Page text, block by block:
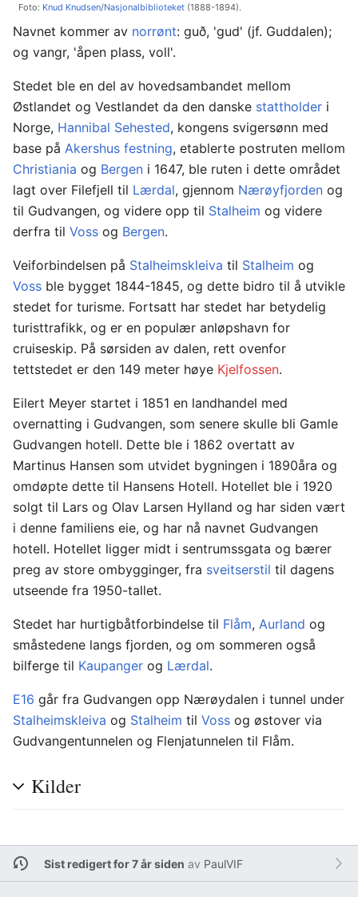
Foto: Knud Knudsen/Nasjonalbiblioteket (1888-1894).
Navnet kommer av norrønt: guð, 'gud' (jf. Guddalen);
og vangr, 'åpen plass, voll'.
Stedet ble en del av hovedsambandet mellom
Østlandet og Vestlandet da den danske stattholder i
Norge, Hannibal Sehested, kongens svigersønn med
base på Akershus festning, etablerte postruten mellom
Christiania og Bergen i 1647, ble ruten i dette området
lagt over Filefjell til Lærdal, gjennom Nærøyfjorden og
til Gudvangen, og videre opp til Stalheim og videre
derfra til Voss og Bergen.
Veiforbindelsen på Stalheimskleiva til Stalheim og
Voss ble bygget 1844-1845, og dette bidro til å utvikle
stedet for turisme. Fortsatt har stedet har betydelig
turisttrafikk, og er en populær anløpshavn for
cruiseskip. På sørsiden av dalen, rett ovenfor
tettstedet er den 149 meter høye Kjelfossen.
Eilert Meyer startet i 1851 en landhandel med
overnatting i Gudvangen, som senere skulle bli Gamle
Gudvangen hotell. Dette ble i 1862 overtatt av
Martinus Hansen som utvidet bygningen i 1890åra og
omdøpte dette til Hansens Hotell. Hotellet ble i 1920
solgt til Lars og Olav Larsen Hylland og har siden vært
i denne familiens eie, og har nå navnet Gudvangen
hotell. Hotellet ligger midt i sentrumssgata og bærer
preg av store ombygginger, fra sveitserstil til dagens
utseende fra 1950-tallet.
Stedet har hurtigbåtforbindelse til Flåm, Aurland og
småstedene langs fjorden, og om sommeren også
bilferge til Kaupanger og Lærdal.
E16 går fra Gudvangen opp Nærøydalen i tunnel under
Stalheimskleiva og Stalheim til Voss og østover via
Gudvangentunnelen og Flenjatunnelen til Flåm.
Kilder
Sist redigert for 7 år siden av PaulVIF